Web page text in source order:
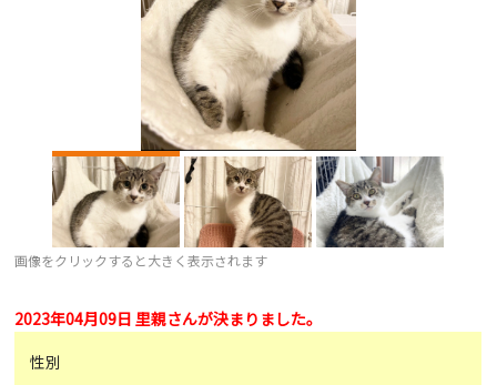
画像をクリックすると大きく表示されます
2023年04月09日 里親さんが決まりました。
性別